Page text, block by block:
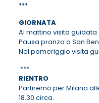
***
GIORNATA
Al mattino visita
Pausa pranzo a San
Nel pomeriggio visita
***
RIENTRO
Partiremo per Milano
18.30 circa.